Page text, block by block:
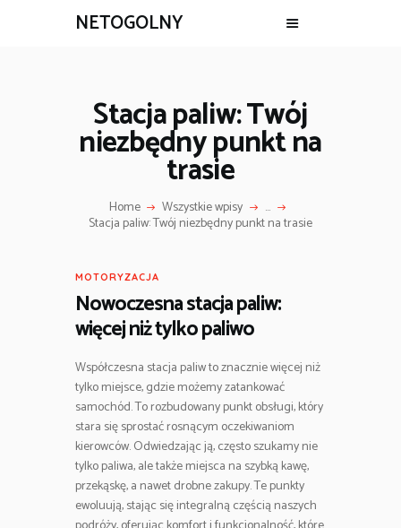
NETOGOLNY
Stacja paliw: Twój
niezbędny punkt na
trasie
Home Wszystkie wpisy ...
Stacja paliw: Twój niezbędny punkt na trasie
MOTORYZACJA
Nowoczesna stacja paliw:
więcej niż tylko paliwo
Współczesna stacja paliw to znacznie więcej niż
tylko miejsce, gdzie możemy zatankować
samochód. To rozbudowany punkt obsługi, który
stara się sprostać rosnącym oczekiwaniom
kierowców. Odwiedzając ją, często szukamy nie
tylko paliwa, ale także miejsca na szybką kawę,
przekąskę, a nawet drobne zakupy. Te punkty
ewoluują, stając się integralną częścią naszych